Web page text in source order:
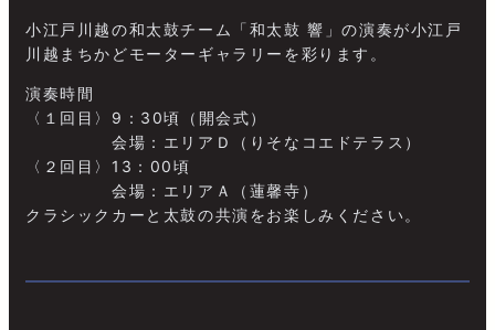
小江戸川越の和太鼓チーム「和太鼓 響」の演奏が小江戸
川越まちかどモーターギャラリーを彩ります。
演奏時間
〈１回目〉9：30頃（開会式）
会場：エリアＤ（りそなコエドテラス）
〈２回目〉13：00頃
会場：エリアＡ（蓮馨寺）
クラシックカーと太鼓の共演をお楽しみください。